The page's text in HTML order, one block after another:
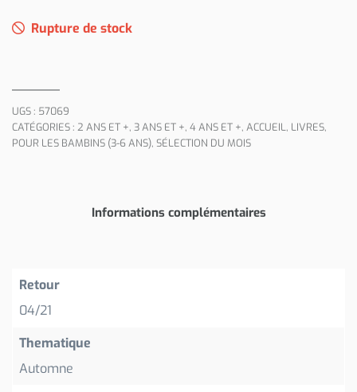
Rupture de stock
UGS : 57069
CATÉGORIES : 2 ANS ET +, 3 ANS ET +, 4 ANS ET +, ACCUEIL, LIVRES,
POUR LES BAMBINS (3-6 ANS), SÉLECTION DU MOIS
Informations complémentaires
Retour
04/21
Thematique
Automne